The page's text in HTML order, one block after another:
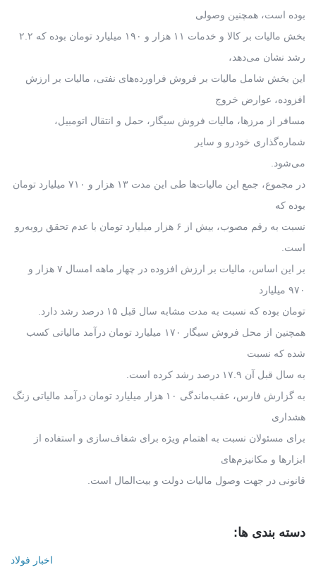
بوده است، همچنین وصولی
بخش مالیات بر کالا و خدمات ۱۱ هزار و ۱۹۰ میلیارد تومان بوده که ۲.۲
رشد نشان می‌دهد،
این بخش شامل مالیات بر فروش فراورده‌های نفتی، مالیات بر ارزش
افزوده، عوارض خروج
مسافر از مرزها، مالیات فروش سیگار، حمل و انتقال اتومبیل،
شماره‌گذاری خودرو و سایر
می‌شود.
در مجموع، جمع این مالیات‌ها طی این مدت ۱۳ هزار و ۷۱۰ میلیارد تومان
بوده که
نسبت به رقم مصوب، بیش از ۶ هزار میلیارد تومان با عدم تحقق روبه‌رو
است.
بر این اساس، مالیات بر ارزش افزوده در چهار ماهه امسال ۷ هزار و
۹۷۰ میلیارد
تومان بوده که نسبت به مدت مشابه سال قبل ۱۵ درصد رشد دارد.
همچنین از محل فروش سیگار ۱۷۰ میلیارد تومان درآمد مالیاتی کسب
شده که نسبت
به سال قبل آن ۱۷.۹ درصد رشد کرده است.
به گزارش فارس، عقب‌ماندگی ۱۰ هزار میلیارد تومان درآمد مالیاتی زنگ
هشداری
برای مسئولان نسبت به اهتمام ویژه برای شفاف‌سازی و استفاده از
ابزارها و مکانیزم‌های
قانونی در جهت وصول مالیات دولت و بیت‌المال است.
دسته بندی ها:
اخبار فولاد